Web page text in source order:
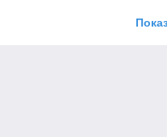
поєднанні з захопленістю